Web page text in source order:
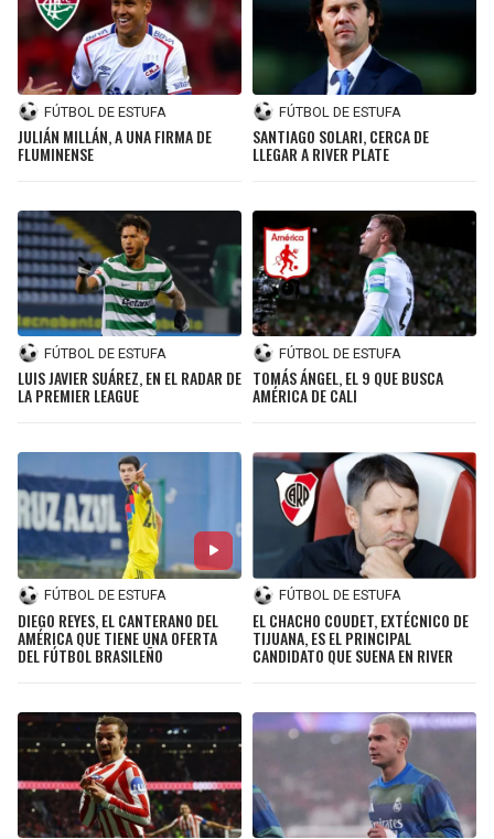
FÚTBOL DE ESTUFA
JULIÁN MILLÁN, A UNA FIRMA DE
FLUMINENSE
FÚTBOL DE ESTUFA
SANTIAGO SOLARI, CERCA DE
LLEGAR A RIVER PLATE
FÚTBOL DE ESTUFA
LUIS JAVIER SUÁREZ, EN EL RADAR DE
LA PREMIER LEAGUE
FÚTBOL DE ESTUFA
TOMÁS ÁNGEL, EL 9 QUE BUSCA
AMÉRICA DE CALI
FÚTBOL DE ESTUFA
DIEGO REYES, EL CANTERANO DEL
AMÉRICA QUE TIENE UNA OFERTA
DEL FÚTBOL BRASILEÑO
FÚTBOL DE ESTUFA
EL CHACHO COUDET, EXTÉCNICO DE
TIJUANA, ES EL PRINCIPAL
CANDIDATO QUE SUENA EN RIVER